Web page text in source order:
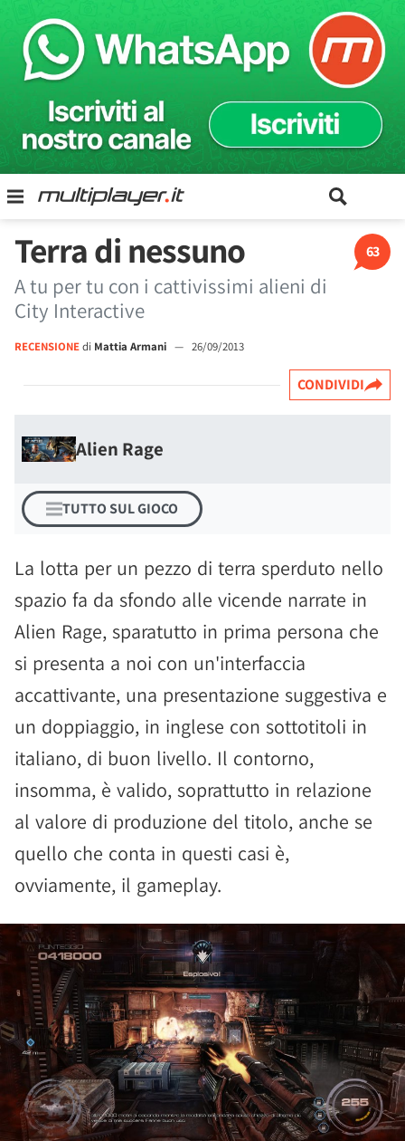
63
Terra di nessuno
A tu per tu con i cattivissimi alieni di
City Interactive
RECENSIONEdi Mattia Armani — 26/09/2013
CONDIVIDI
Alien Rage
TUTTO SUL GIOCO
La lotta per un pezzo di terra sperduto nello
spazio fa da sfondo alle vicende narrate in
Alien Rage, sparatutto in prima persona che
si presenta a noi con un'interfaccia
accattivante, una presentazione suggestiva e
un doppiaggio, in inglese con sottotitoli in
italiano, di buon livello. Il contorno,
insomma, è valido, soprattutto in relazione
al valore di produzione del titolo, anche se
quello che conta in questi casi è,
ovviamente, il gameplay.